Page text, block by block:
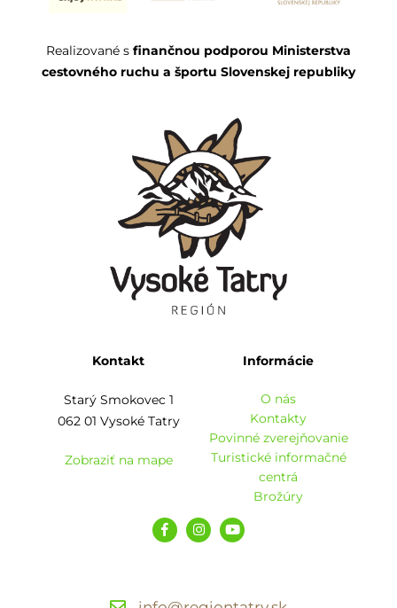
Realizované s finančnou podporou Ministerstva
cestovného ruchu a športu Slovenskej republiky
Kontakt
Starý Smokovec 1
062 01 Vysoké Tatry
Zobraziť na mape
Informácie
O nás
Kontakty
Povinné zverejňovanie
Turistické informačné
centrá
Brožúry